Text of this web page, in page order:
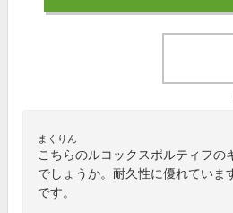
まくりん
こちらのルコックスポルティフの
でしょうか。耐久性に優れていま
です。